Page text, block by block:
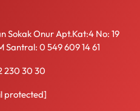
Sokak Onur Apt.Kat:4 No: 19
0 549 609 14 61
230 30 30
protected]